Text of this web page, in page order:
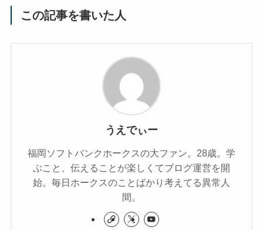
この記事を書いた人
うえでぃー
福岡ソフトバンクホークスの大ファン。28歳。学
ぶこと、伝えることが楽しくてブログ運営を開
始。毎日ホークスのことばかり考えてる異常人
間。